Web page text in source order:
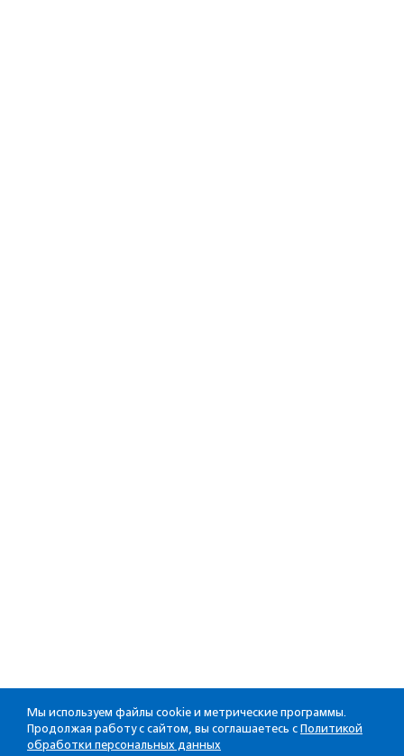
Мы используем файлы cookie и метрические программы.
Продолжая работу с сайтом, вы соглашаетесь с Политикой
обработки персональных данных